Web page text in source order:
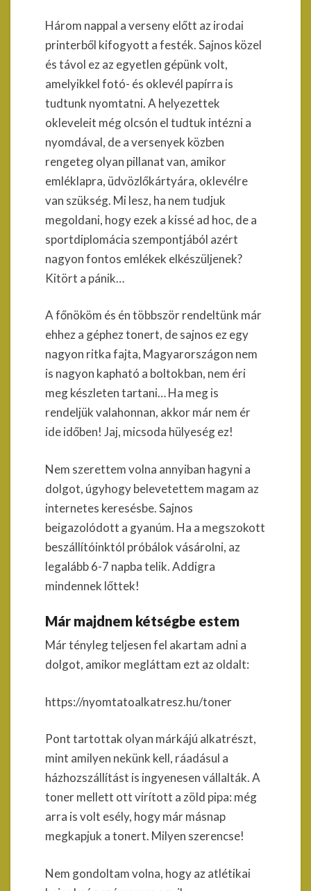
Három nappal a verseny előtt az irodai
printerből kifogyott a festék. Sajnos közel
és távol ez az egyetlen gépünk volt,
amelyikkel fotó- és oklevél papírra is
tudtunk nyomtatni. A helyezettek
okleveleit még olcsón el tudtuk intézni a
nyomdával, de a versenyek közben
rengeteg olyan pillanat van, amikor
emléklapra, üdvözlőkártyára, oklevélre
van szükség. Mi lesz, ha nem tudjuk
megoldani, hogy ezek a kissé ad hoc, de a
sportdiplomácia szempontjából azért
nagyon fontos emlékek elkészüljenek?
Kitört a pánik…
A főnököm és én többször rendeltünk már
ehhez a géphez tonert, de sajnos ez egy
nagyon ritka fajta, Magyarországon nem
is nagyon kapható a boltokban, nem éri
meg készleten tartani… Ha meg is
rendeljük valahonnan, akkor már nem ér
ide időben! Jaj, micsoda hülyeség ez!
Nem szerettem volna annyiban hagyni a
dolgot, úgyhogy belevetettem magam az
internetes keresésbe. Sajnos
beigazolódott a gyanúm. Ha a megszokott
beszállítóinktól próbálok vásárolni, az
legalább 6-7 napba telik. Addigra
mindennek lőttek!
Már majdnem kétségbe estem
Már tényleg teljesen fel akartam adni a
dolgot, amikor megláttam ezt az oldalt:
https://nyomtatoalkatresz.hu/toner
Pont tartottak olyan márkájú alkatrészt,
mint amilyen nekünk kell, ráadásul a
házhozszállítást is ingyenesen vállalták. A
toner mellett ott virított a zöld pipa: még
arra is volt esély, hogy már másnap
megkapjuk a tonert. Milyen szerencse!
Nem gondoltam volna, hogy az atlétikai